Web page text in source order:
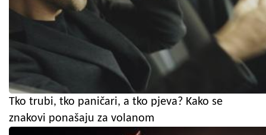
Tko trubi, tko paničari, a tko pjeva? Kako se
znakovi ponašaju za volanom